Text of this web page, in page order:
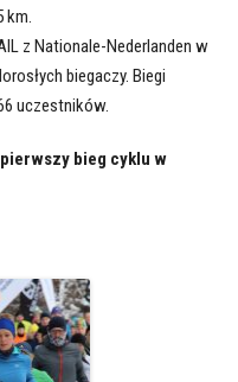
km.
z Nationale-Nederlanden w
biegaczy. Biegi
uczestników.
bieg cyklu w